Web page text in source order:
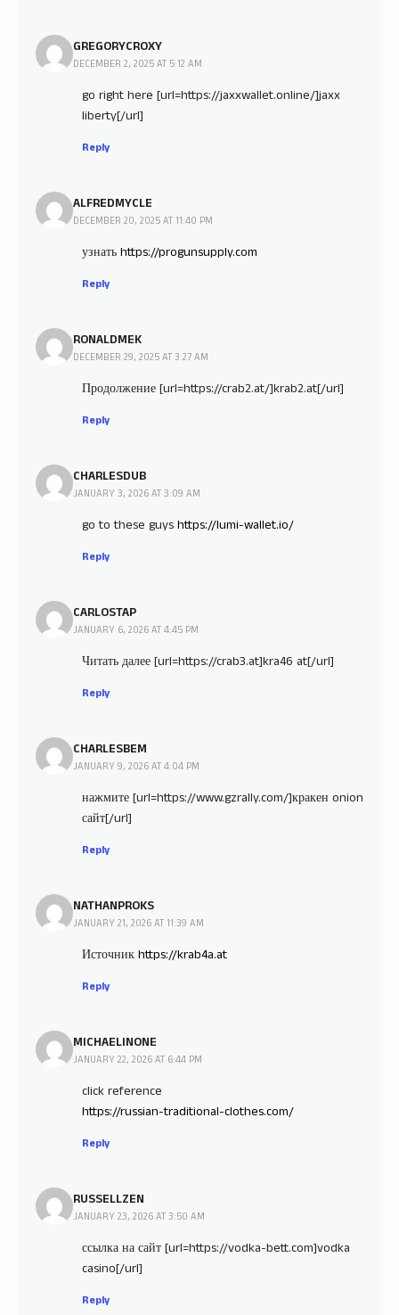
GREGORYCROXY
DECEMBER 2, 2025 AT 5:12 AM
go right here [url=https://jaxxwallet.online/]jaxx
liberty[/url]
Reply
ALFREDMYCLE
DECEMBER 20, 2025 AT 11:40 PM
узнать https://progunsupply.com
Reply
RONALDMEK
DECEMBER 29, 2025 AT 3:27 AM
Продолжение [url=https://crab2.at/]krab2.at[/url]
Reply
CHARLESDUB
JANUARY 3, 2026 AT 3:09 AM
go to these guys https://lumi-wallet.io/
Reply
CARLOSTAP
JANUARY 6, 2026 AT 4:45 PM
Читать далее [url=https://crab3.at]kra46 at[/url]
Reply
CHARLESBEM
JANUARY 9, 2026 AT 4:04 PM
нажмите [url=https://www.gzrally.com/]кракен onion
сайт[/url]
Reply
NATHANPROKS
JANUARY 21, 2026 AT 11:39 AM
Источник https://krab4a.at
Reply
MICHAELINONE
JANUARY 22, 2026 AT 6:44 PM
click reference
https://russian-traditional-clothes.com/
Reply
RUSSELLZEN
JANUARY 23, 2026 AT 3:50 AM
ссылка на сайт [url=https://vodka-bett.com]vodka
casino[/url]
Reply